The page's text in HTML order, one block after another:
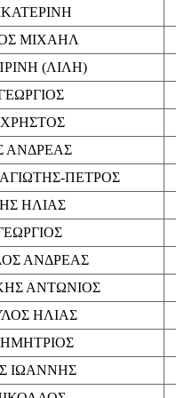
ΜΙΧΑΗΛ
(ΛΙΛΗ)
ΑΝΔΡΕΑΣ
ΠΕΤΡΟΣ
ΗΛΙΑΣ
ΑΝΔΡΕΑΣ
ΑΝΤΩΝΙΟΣ
ΗΛΙΑΣ
ΙΩΑΝΝΗΣ